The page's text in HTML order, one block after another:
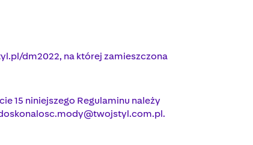
dm2022, na której zamieszczona
15 niniejszego Regulaminu należy
.